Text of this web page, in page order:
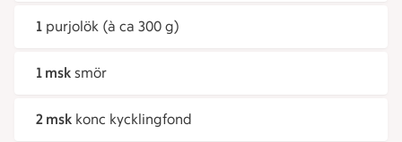
1 purjolök (à ca 300 g)
1 msk smör
2 msk konc kycklingfond